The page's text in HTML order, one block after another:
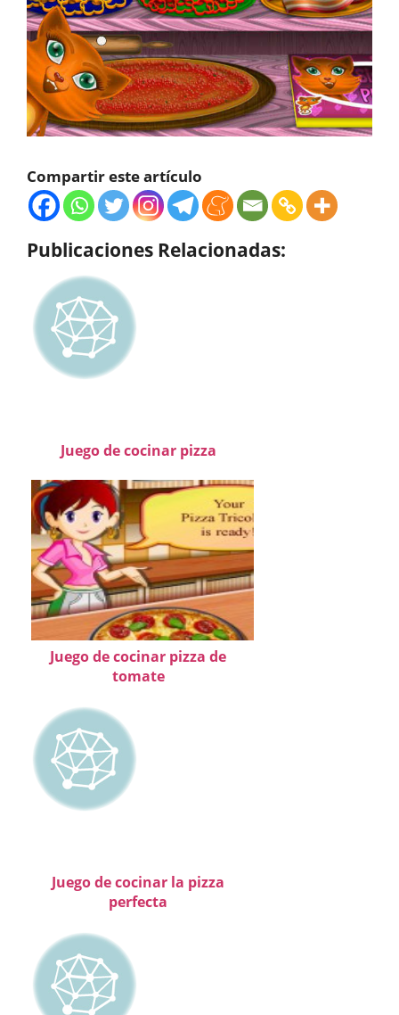
Compartir este artículo
Publicaciones Relacionadas:
Juego de cocinar pizza
Juego de cocinar pizza de
tomate
Juego de cocinar la pizza
perfecta